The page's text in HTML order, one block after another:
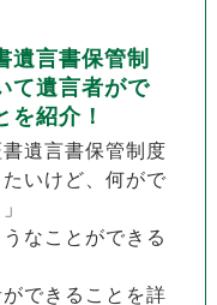
遺言書保管制
て遺言者がで
を紹介！
書遺言書保管制度
いけど、何がで
うなことができる
ができることを詳